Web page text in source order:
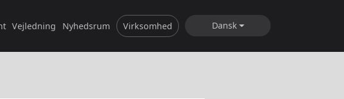
Vejledning Nyhedsrum Virksomhed Dansk